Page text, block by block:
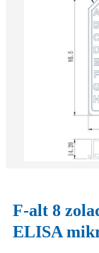
F-alt 8
ELISA